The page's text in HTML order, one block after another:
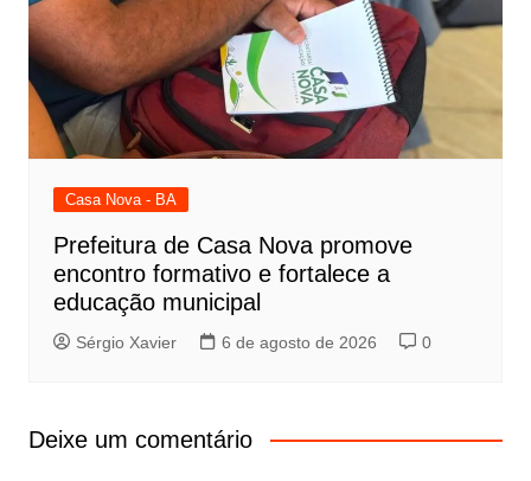
Casa Nova - BA
Prefeitura de Casa Nova promove
encontro formativo e fortalece a
educação municipal
Sérgio Xavier 6 de agosto de 2026 0
Deixe um comentário